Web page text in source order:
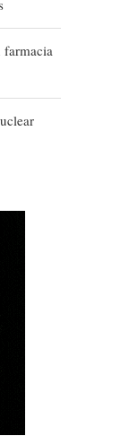
farmacia